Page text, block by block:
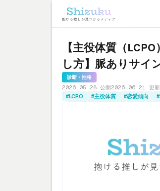
【主役体質（
し方】脈ありサイ
診断・性格
2026.05.28 公開2026.06.21 更新
#LCPO
#主役体質 #恋愛傾向